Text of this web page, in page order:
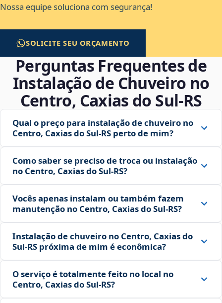
Nossa equipe soluciona com segurança!
SOLICITE SEU ORÇAMENTO
Perguntas Frequentes de
Instalação de Chuveiro no
Centro, Caxias do Sul‑RS
Qual o preço para instalação de chuveiro no
Centro, Caxias do Sul‑RS perto de mim?
Como saber se preciso de troca ou instalação
no Centro, Caxias do Sul‑RS?
Vocês apenas instalam ou também fazem
manutenção no Centro, Caxias do Sul‑RS?
Instalação de chuveiro no Centro, Caxias do
Sul‑RS próxima de mim é econômica?
O serviço é totalmente feito no local no
Centro, Caxias do Sul‑RS?